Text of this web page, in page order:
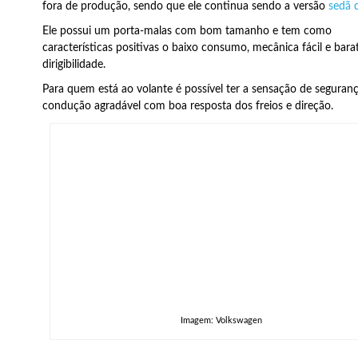
fora de produção, sendo que ele continua sendo a versãosedã
Ele possui um porta-malas com bom tamanho e tem como
características positivas o baixo consumo, mecânica fácil e
dirigibilidade.
Para quem está ao volante é possível ter a sensação de
condução agradável com boa resposta dos freios e direção.
Imagem: Volkswagen